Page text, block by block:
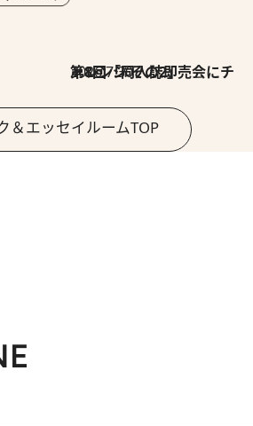
2026.7.30
第8回「同人誌即売会にチャレンジ その2」
＆エッセイルームTOP